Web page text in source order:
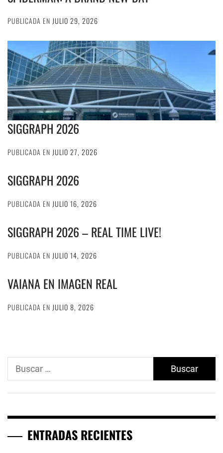
PUBLICADA EN JULIO 29, 2026
SIGGRAPH 2026
PUBLICADA EN JULIO 27, 2026
SIGGRAPH 2026
PUBLICADA EN JULIO 16, 2026
SIGGRAPH 2026 – REAL TIME LIVE!
PUBLICADA EN JULIO 14, 2026
VAIANA EN IMAGEN REAL
PUBLICADA EN JULIO 8, 2026
Buscar:
ENTRADAS RECIENTES